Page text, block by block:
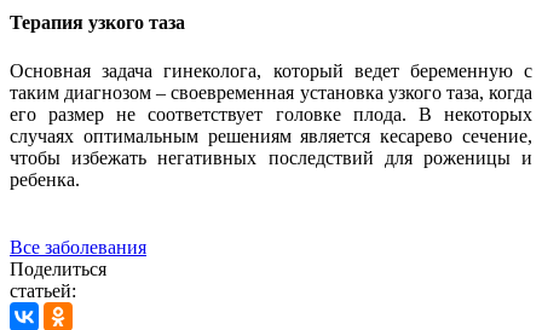
Терапия узкого таза
Основная задача гинеколога, который ведет беременную с
таким диагнозом – своевременная установка узкого таза, когда
его размер не соответствует головке плода. В некоторых
случаях оптимальным решениям является кесарево сечение,
чтобы избежать негативных последствий для роженицы и
ребенка.
Все заболевания
Поделиться
статьей: